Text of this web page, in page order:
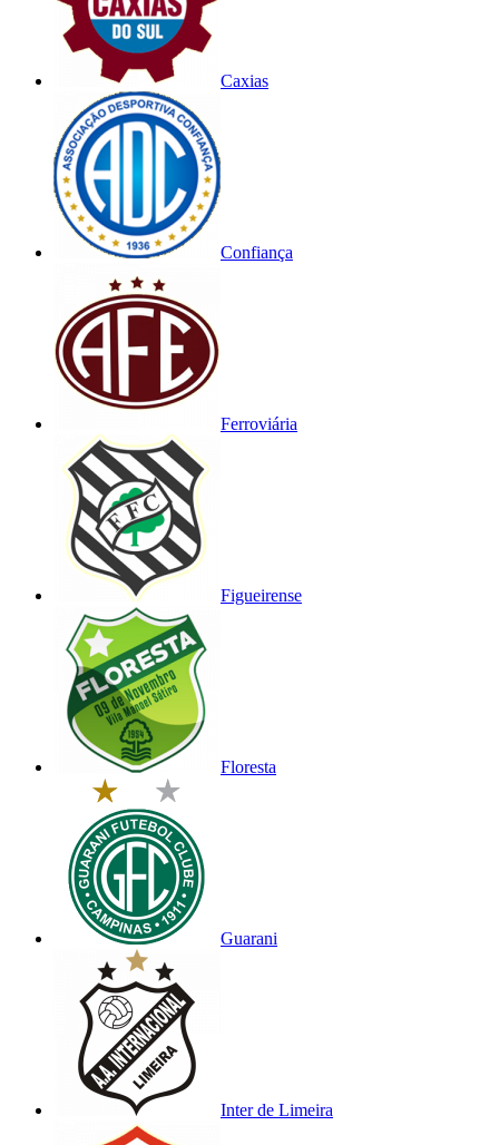
Caxias
Confiança
Ferroviária
Figueirense
Floresta
Guarani
Inter de Limeira